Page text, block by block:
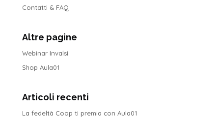
Contatti & FAQ
Altre pagine
Webinar Invalsi
Shop Aula01
Articoli recenti
La fedeltà Coop ti premia con Aula01